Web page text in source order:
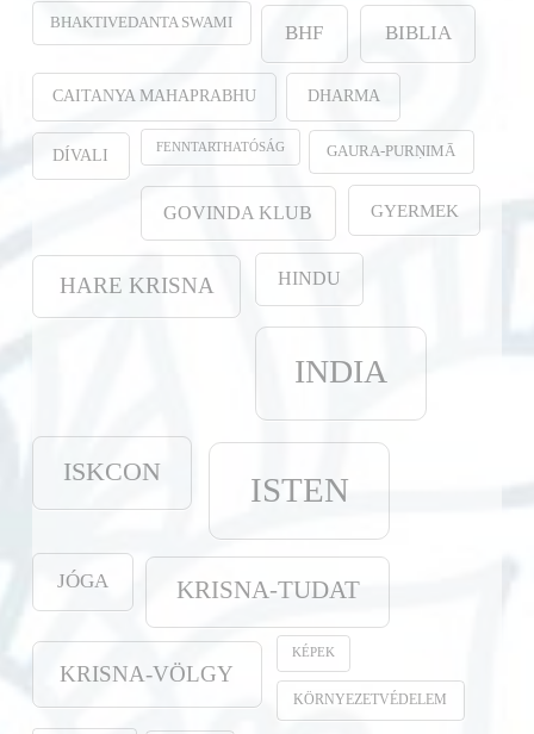
BHAKTIVEDANTA SWAMI BHF BIBLIA
CAITANYA MAHAPRABHU DHARMA
DÍVALI FENNTARTHATÓSÁG GAURA-PURṆIMĀ
GOVINDA KLUB GYERMEK
HARE KRISNA HINDU
INDIA
ISKCON ISTEN
JÓGA KRISNA-TUDAT
KRISNA-VÖLGY
KÉPEK
KÖRNYEZETVÉDELEM